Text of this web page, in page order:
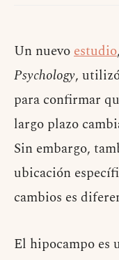
Un nuevoestudio
Psychology,
para confirmar
largo plazo
Sin embargo,
ubicación
cambios es
El hipocampo es